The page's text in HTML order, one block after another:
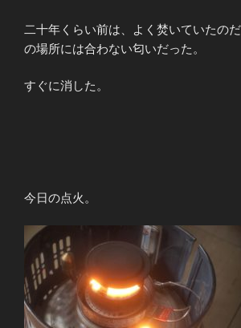
二十年くらい前は、よく焚いていたの
の場所には合わない匂いだった。
すぐに消した。
今日の点火。